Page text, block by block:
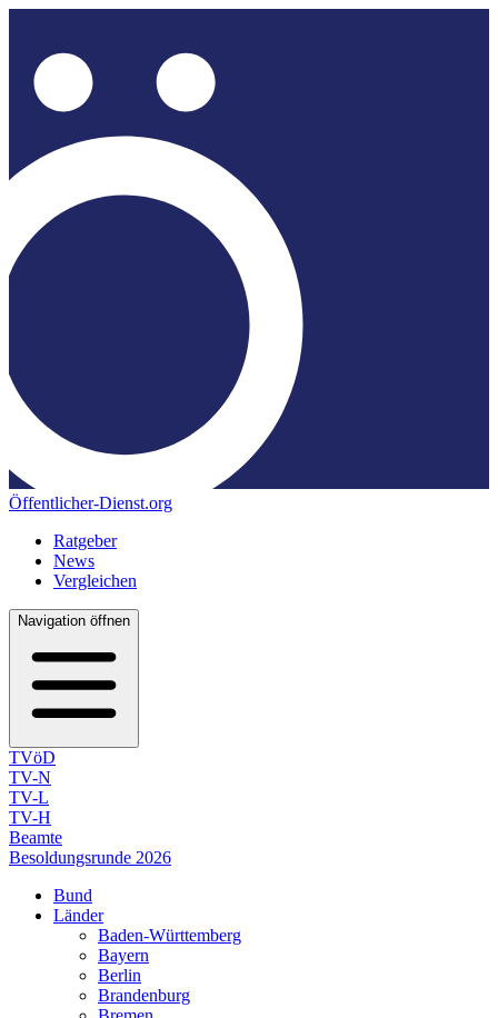
Öffentlicher-Dienst.org
Ratgeber
News
Vergleichen
Navigation öffnen
TVöD
TV-N
TV-L
TV-H
Beamte
Besoldungsrunde 2026
Bund
Länder
Baden-Württemberg
Bayern
Berlin
Brandenburg